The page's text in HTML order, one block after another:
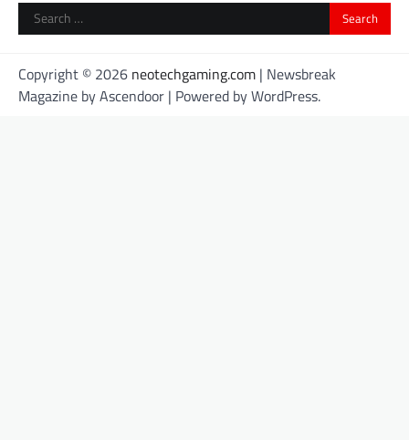
Search
for:
Copyright © 2026 neotechgaming.com | Newsbreak
Magazine byAscendoor | Powered byWordPress.